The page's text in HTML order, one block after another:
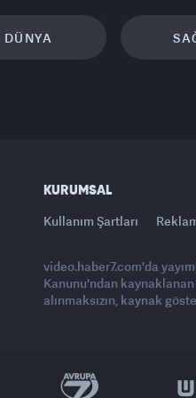
DÜNYA
KURUMSAL
Kullanım Şartları
video.haber7.com'da
Kanunu'ndan
alınmaksızın, kaynak